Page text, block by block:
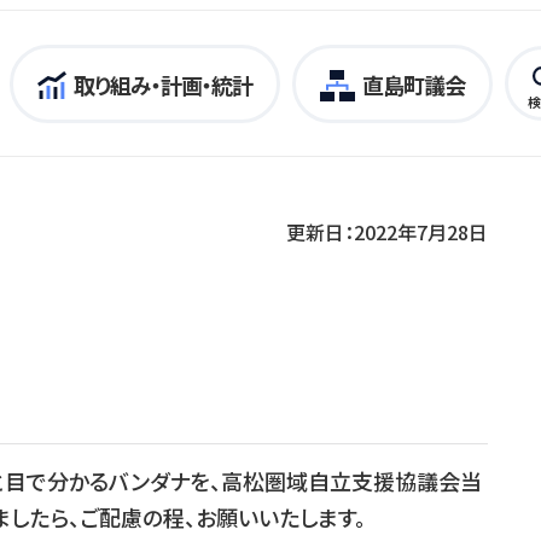
取り組み・計画・統計 直島町議会
更新日：2022年7月28日
で分かるバンダナを、高松圏域自立支援協議会当
ら、ご配慮の程、お願いいたします。